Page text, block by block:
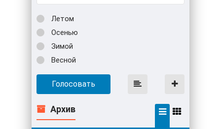
Летом
Осенью
Зимой
Весной
Голосовать
Архив